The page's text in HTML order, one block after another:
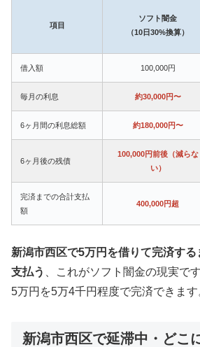
項目
ソフト闇金
（10日30%換算）
借入額 100,000円
毎月の利息 約30,000円〜
6ヶ月間の利息総額 約180,000円〜
6ヶ月後の残債
100,000円前後（減らな
い）
完済までの合計支払
額
400,000円超
新潟市西区で5万円を借りて完済す
支払う
、これがソフト闇金の現実で
5万円を5万4千円程度で完済できます
新潟市西区で延滞中・どこ